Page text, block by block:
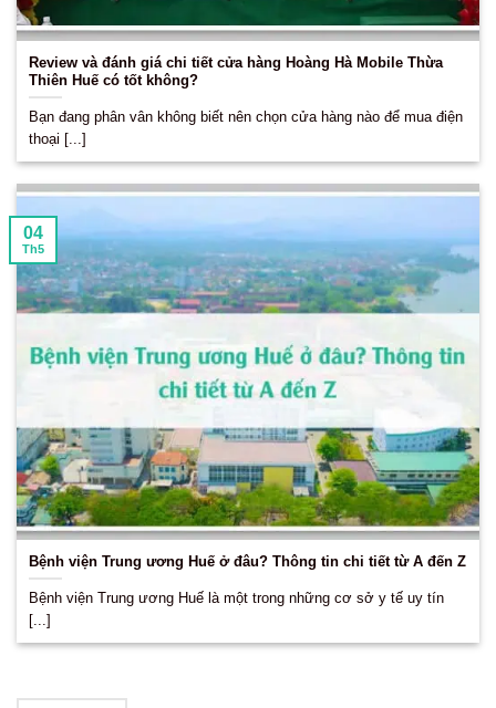
Review và đánh giá chi tiết cửa hàng Hoàng Hà Mobile Thừa
Thiên Huế có tốt không?
Bạn đang phân vân không biết nên chọn cửa hàng nào để mua điện
thoại [...]
Bệnh viện Trung ương Huế ở đâu? Thông tin chi tiết từ A đến Z
Bệnh viện Trung ương Huế là một trong những cơ sở y tế uy tín
[...]
04
Th5